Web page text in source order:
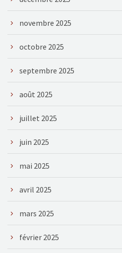
novembre 2025
octobre 2025
septembre 2025
août 2025
juillet 2025
juin 2025
mai 2025
avril 2025
mars 2025
février 2025